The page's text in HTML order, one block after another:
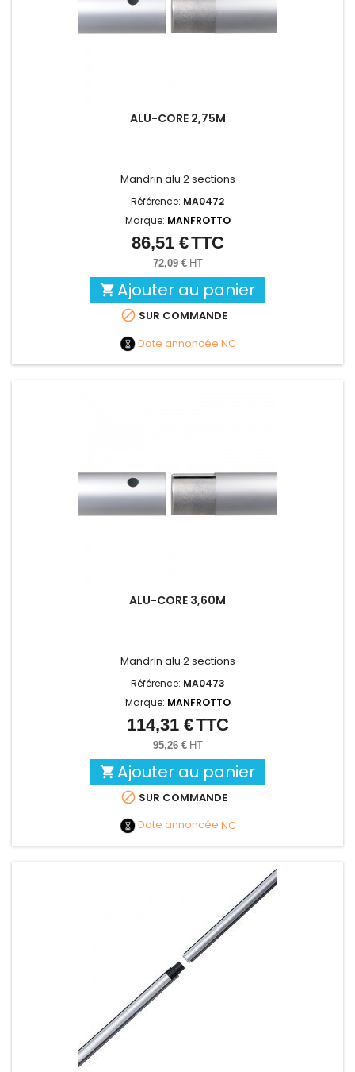
ALU-CORE 2,75M
Mandrin alu 2 sections
Référence: MA0472
Marque: MANFROTTO
Prix
86,51 €TTC
72,09 € HT
 Ajouter au panier
 SUR COMMANDE
Date annoncée NC
ALU-CORE 3,60M
Mandrin alu 2 sections
Référence: MA0473
Marque: MANFROTTO
Prix
114,31 €TTC
95,26 € HT
 Ajouter au panier
 SUR COMMANDE
Date annoncée NC